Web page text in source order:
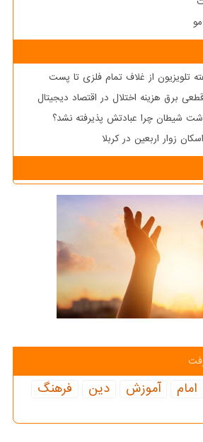
تلویزیون از غلاف تمام فلزی تا پست
قطعی برق هزینه اختلال در اقتصاد دیجیتال
شیطان چرا عبادتش پذیرفته نشد؟
زوار اربعین در کربلا
امام آموزش دین
فرهنگ